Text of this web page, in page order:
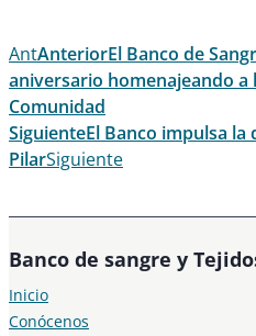
AntAnteriorEl Banco de
aniversario homenajeando a
Comunidad
SiguienteEl Banco impulsa
PilarSiguiente
Banco de sangre y
Inicio
Conócenos